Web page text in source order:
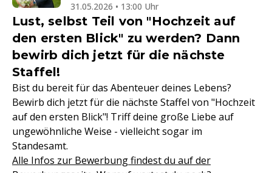
31.05.2026 • 13:00 Uhr
Lust, selbst Teil von "Hochzeit auf
den ersten Blick" zu werden? Dann
bewirb dich jetzt für die nächste
Staffel!
Bist du bereit für das Abenteuer deines Lebens?
Bewirb dich jetzt für die nächste Staffel von "Hochzeit
auf den ersten Blick"! Triff deine große Liebe auf
ungewöhnliche Weise - vielleicht sogar im
Standesamt.
Alle Infos zur Bewerbung findest du auf der